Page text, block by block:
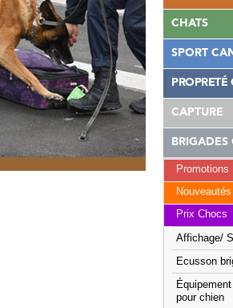
CHATS
SPORT
CAPTURE
BRIGADES
Promotions
Nouveautés
Prix Chocs
Affichage/
Ecusson
pour chien